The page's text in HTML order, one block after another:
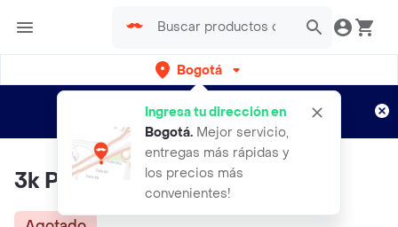
Bogotá
Ingresa tu dirección en
Bogotá. Mejor servicio,
entregas más rápidas y
los precios más
convenientes!
envíos gratis por semanas
Aplican TyC
3k Peach